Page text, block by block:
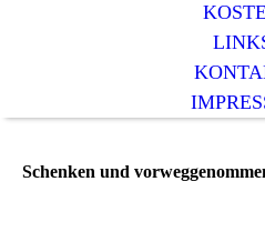
Schenken und